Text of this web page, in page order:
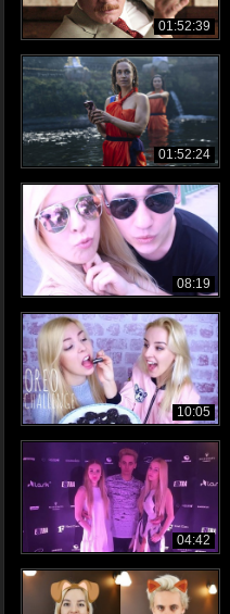
01:52:39
01:52:24
08:19
10:05
04:42